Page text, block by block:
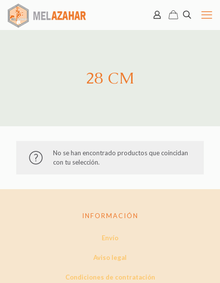
28 CM
No se han encontrado productos que coincidan
con tu selección.
INFORMACIÓN
Envío
Aviso legal
Condiciones de contratación